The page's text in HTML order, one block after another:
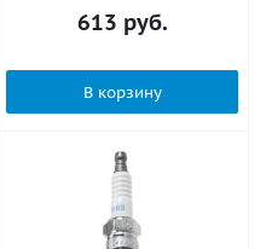
613 руб.
В корзину